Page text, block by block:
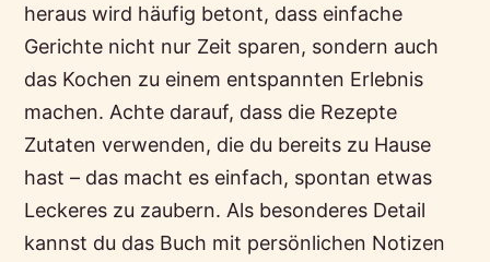
heraus wird häufig betont, dass einfache
Gerichte nicht nur Zeit sparen, sondern auch
das Kochen zu einem entspannten Erlebnis
machen. Achte darauf, dass die Rezepte
Zutaten verwenden, die du bereits zu Hause
hast – das macht es einfach, spontan etwas
Leckeres zu zaubern. Als besonderes Detail
kannst du das Buch mit persönlichen Notizen